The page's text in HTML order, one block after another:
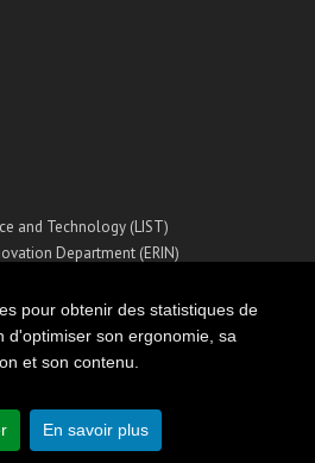
pour obtenir des statistiques de
d'optimiser son ergonomie, sa
et son contenu.
En savoir plus
and Technology (LIST)
Department (ERIN)
Institute of Science & Technology - LIST
Site map
Legal notice